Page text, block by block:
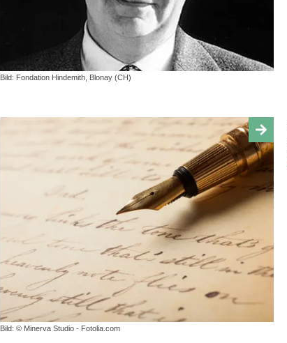
Bild: Fondation Hindemith, Blonay (CH)
Bild: © Minerva Studio - Fotolia.com